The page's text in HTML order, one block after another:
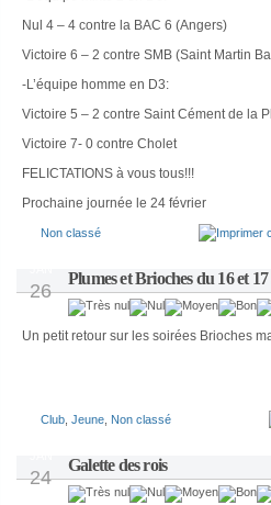
Nul 4 – 4 contre la BAC 6 (Angers)
Victoire 6 – 2 contre SMB (Saint Martin
-L’équipe homme en D3:
Victoire 5 – 2 contre Saint Cément de la
Victoire 7- 0 contre Cholet
FELICTATIONS à vous tous!!!
Prochaine journée le 24 février
Non classé
26
Plumes et Brioches du 16 et
Un petit retour sur les soirées Brioches
Club Jeune Non classé
24
Galette des rois